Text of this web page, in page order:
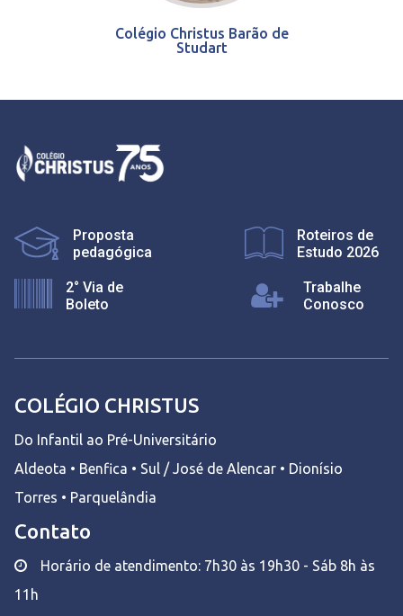
Colégio Christus Barão de
Studart
Proposta
pedagógica
Roteiros de
Estudo 2026
2° Via de
Boleto
Trabalhe
Conosco
COLÉGIO CHRISTUS
Do Infantil ao Pré-Universitário
Aldeota • Benfica • Sul / José de Alencar • Dionísio
Torres • Parquelândia
Contato
Horário de atendimento: 7h30 às 19h30 - Sáb 8h às
11h